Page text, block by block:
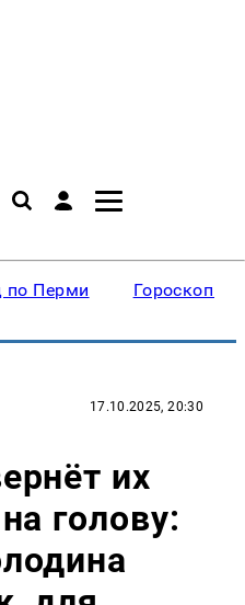
по Перми Гороскопы
17.10.2025, 20:30
их
голову: